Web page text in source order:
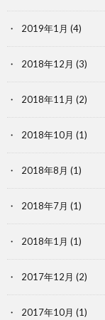
2019年1月 (4)
2018年12月 (3)
2018年11月 (2)
2018年10月 (1)
2018年8月 (1)
2018年7月 (1)
2018年1月 (1)
2017年12月 (2)
2017年10月 (1)